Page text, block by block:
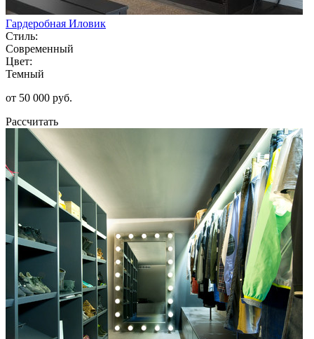
Гардеробная Иловик
Стиль:
Современный
Цвет:
Темный
от 50 000 руб.
Рассчитать